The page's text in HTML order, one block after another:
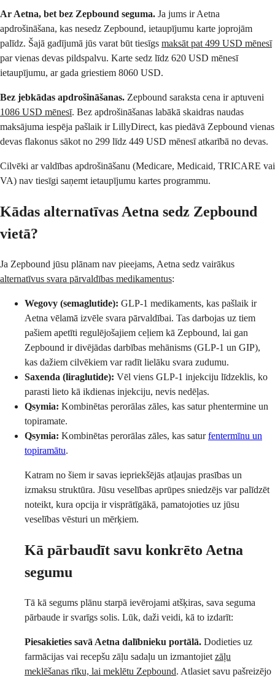
Ar Aetna, bet bez Zepbound seguma. Ja jums ir Aetna
apdrošināšana, kas nesedz Zepbound, ietaupījumu karte joprojām
palīdz. Šajā gadījumā jūs varat būt tiesīgs maksāt pat 499 USD mēnesī
par vienas devas pildspalvu. Karte sedz līdz 620 USD mēnesī
ietaupījumu, ar gada griestiem 8060 USD.
Bez jebkādas apdrošināšanas. Zepbound saraksta cena ir aptuveni
1086 USD mēnesī. Bez apdrošināšanas labākā skaidras naudas
maksājuma iespēja pašlaik ir LillyDirect, kas piedāvā Zepbound vienas
devas flakonus sākot no 299 līdz 449 USD mēnesī atkarībā no devas.
Cilvēki ar valdības apdrošināšanu (Medicare, Medicaid, TRICARE vai
VA) nav tiesīgi saņemt ietaupījumu kartes programmu.
Kādas alternatīvas Aetna sedz Zepbound
vietā?
Ja Zepbound jūsu plānam nav pieejams, Aetna sedz vairākus
alternatīvus svara pārvaldības medikamentus:
Wegovy (semaglutide): GLP-1 medikaments, kas pašlaik ir
Aetna vēlamā izvēle svara pārvaldībai. Tas darbojas uz tiem
pašiem apetīti regulējošajiem ceļiem kā Zepbound, lai gan
Zepbound ir divējādas darbības mehānisms (GLP-1 un GIP),
kas dažiem cilvēkiem var radīt lielāku svara zudumu.
Saxenda (liraglutide): Vēl viens GLP-1 injekciju līdzeklis, ko
parasti lieto kā ikdienas injekciju, nevis nedēļas.
Qsymia: Kombinētas perorālas zāles, kas satur phentermine un
topiramate.
Qsymia: Kombinētas perorālas zāles, kas saturfentermīnu un
topiramātu.
Katram no šiem ir savas iepriekšējās atļaujas prasības un
izmaksu struktūra. Jūsu veselības aprūpes sniedzējs var palīdzēt
noteikt, kura opcija ir visprātīgākā, pamatojoties uz jūsu
veselības vēsturi un mērķiem.
Kā pārbaudīt savu konkrēto Aetna
segumu
Tā kā segums plānu starpā ievērojami atšķiras, sava seguma
pārbaude ir svarīgs solis. Lūk, daži veidi, kā to izdarīt:
Piesakieties savā Aetna dalībnieku portālā. Dodieties uz
farmācijas vai recepšu zāļu sadaļu un izmantojiet zāļu
meklēšanas rīku, lai meklētu Zepbound. Atlasiet savu pašreizējo